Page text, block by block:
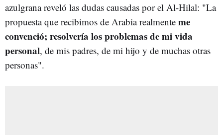
azulgrana reveló las dudas causadas por el Al-Hilal: "La
propuesta que recibimos de Arabia realmente me
convenció; resolvería los problemas de mi vida
personal, de mis padres, de mi hijo y de muchas otras
personas".